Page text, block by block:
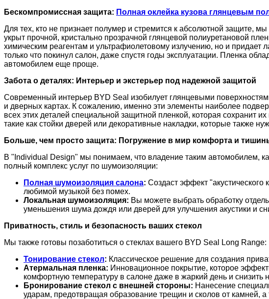
Бескомпромиссная защита: Полная оклейка кузова глянцевым
Для тех, кто не признает полумер и стремится к абсолютной защите,
укрыт прочной, кристально прозрачной глянцевой полиуретановой
химическим реагентам и ультрафиолетовому излучению, но и придает
только что покинул салон, даже спустя годы эксплуатации. Пленка
автомобилем еще проще.
Забота о деталях: Интерьер и экстерьер под надежной защитой
Современный интерьер BYD Seal изобилует глянцевыми
и дверных картах. К сожалению, именно эти элементы наиболее
всех этих деталей специальной защитной пленкой, которая сохранит
такие как стойки дверей или декоративные накладки, которые также
Больше, чем просто защита: Погружение в мир комфорта и
В "Individual Design" мы понимаем, что владение таким автомобилем,
полный комплекс услуг по шумоизоляции:
Полная шумоизоляция салона: Создаст эффект
любимой музыкой без помех.
Локальная шумоизоляция: Вы можете выбрать обработку
уменьшения шума дождя или дверей для улучшения акустики и
Приватность, стиль и безопасность ваших стекол
Мы также готовы позаботиться о стеклах вашего BYD Seal Long Range:
Тонирование стекол: Классическое решение для создания
Атермальная пленка: Инновационное покрытие, которое
комфортную температуру в салоне даже в жаркий день и снизить
Бронирование стекол с внешней стороны: Нанесение
ударам, предотвращая образование трещин и сколов от камней,